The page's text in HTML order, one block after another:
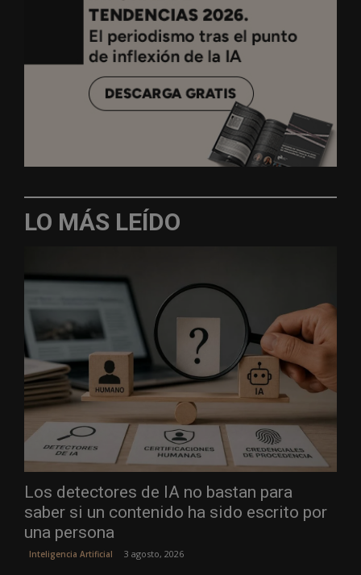
LO MÁS LEÍDO
Los detectores de IA no bastan para
saber si un contenido ha sido escrito por
una persona
Inteligencia Artificial 3 agosto, 2026